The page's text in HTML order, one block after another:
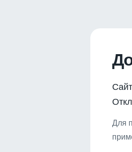
Для